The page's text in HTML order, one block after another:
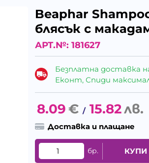
Beaphar
блясък с
АРТ.№: 181627
Безплатна доставка
Еконт, Спиди
8.09€ / 15.82лв.
Доставка и плащане
бр. КУПИ